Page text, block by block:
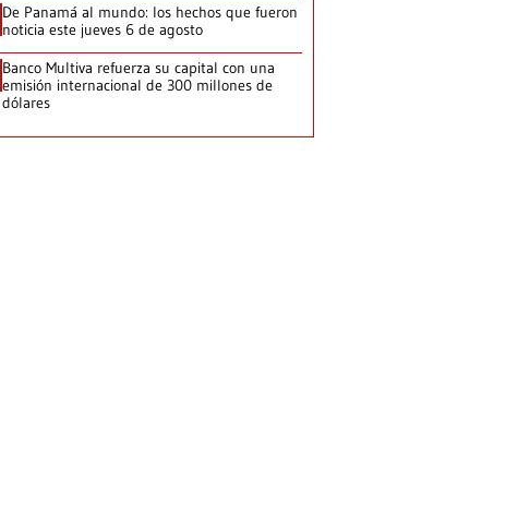
De Panamá al mundo: los hechos que fueron
noticia este jueves 6 de agosto
Banco Multiva refuerza su capital con una
emisión internacional de 300 millones de
dólares